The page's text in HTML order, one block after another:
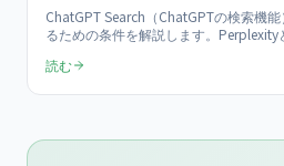
ChatGPT Search（ChatGPTの検索機
るための条件を解説します。
像とプラットフォーム別の違いも整理し
読む